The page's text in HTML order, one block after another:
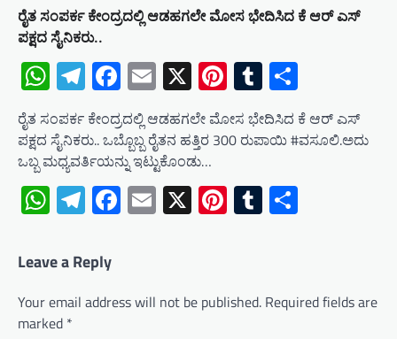
ರೈತ ಸಂಪರ್ಕ ಕೇಂದ್ರದಲ್ಲಿ ಆಡಹಗಲೇ ಮೋಸ ಭೇದಿಸಿದ ಕೆ ಆರ್ ಎಸ್
ಪಕ್ಷದ ಸೈನಿಕರು..
WhatsApp
Telegram
Facebook
Email
X Pinterest
Tumblr
ರೈತ ಸಂಪರ್ಕ ಕೇಂದ್ರದಲ್ಲಿ ಆಡಹಗಲೇ ಮೋಸ ಭೇದಿಸಿದ ಕೆ ಆರ್ ಎಸ್
ಪಕ್ಷದ ಸೈನಿಕರು.. ಒಬ್ಬೊಬ್ಬ ರೈತನ ಹತ್ತಿರ 300 ರುಪಾಯಿ #ವಸೂಲಿ.ಅದು
ಒಬ್ಬ ಮಧ್ಯವರ್ತಿಯನ್ನು ಇಟ್ಟುಕೊಂಡು…
WhatsApp
Telegram
Facebook
Email
X Pinterest
Tumblr
Leave a Reply
Your email address will not be published. Required fields are
marked *